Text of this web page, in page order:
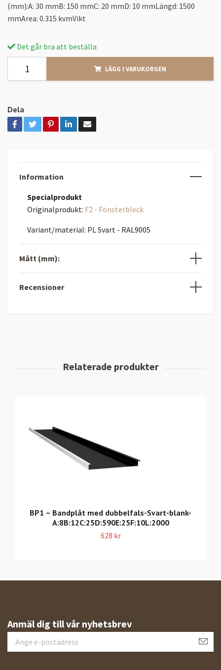
(mm):A: 30 mmB: 150 mmC: 20 mmD: 10 mmLängd: 1500
mmArea: 0.315 kvmVikt
Det går bra att beställa
LÄGG I VARUKORGEN
Dela
Information
Specialprodukt
Originalprodukt: F2 - Fönsterbleck
Variant/material: PL Svart - RAL9005
Mått (mm):
Recensioner
BP1 – Bandplåt med dubbelfals-Svart-blank-
A:8B:12C:25D:590E:25F:10L:2000
628 kr
Anmäl dig till vår nyhetsbrev